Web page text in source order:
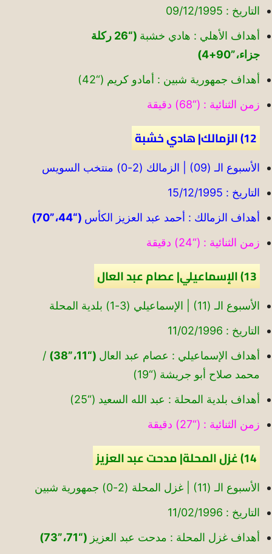
التاريخ : 09/12/1995
أهداف الأهلي : هادي خشبة
(“26 ركلة
جزاء،”90+4)
أهداف جمهورية شبين : أمادو كريم (“42)
زمن الثنائية : (“68) دقيقة
12) الزمالك| هادي خشبة
الأسبوع الـ (09) | الزمالك (2-0) منتخب السويس
التاريخ : 15/12/1995
أهداف الزمالك : أحمد عبد العزيز الكأس (“44،”70)
زمن الثنائية : (“24) دقيقة
13) الإسماعيلي| عصام عبد العال
الأسبوع الـ (11) | الإسماعيلي (3-1) بلدية المحلة
التاريخ : 11/02/1996
أهداف الإسماعيلي : عصام عبد العال (“11،”38)
/
محمد صلاح أبو جريشة (“19)
أهداف بلدية المحلة : عبد الله السعيد (“25)
زمن الثنائية : (“27) دقيقة
14) غزل المحلة| مدحت عبد العزيز
الأسبوع الـ (11) | غزل المحلة (2-0) جمهورية شبين
التاريخ : 11/02/1996
أهداف غزل المحلة : مدحت عبد العزيز (“71،”73)